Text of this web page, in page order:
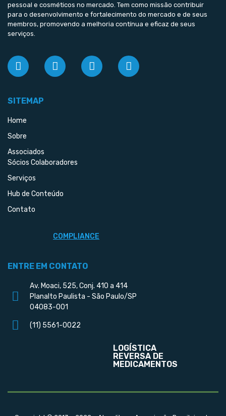
pessoal e cosméticos no mercado. Tem como missão contribuir
para o desenvolvimento e fortalecimento do mercado e de seus
membros, promovendo a melhoria contínua e eficaz de seus
serviços.
SITEMAP
Home
Sobre
Associados
Sócios Colaboradores
Serviços
Hub de Conteúdo
Contato
COMPLIANCE
ENTRE EM CONTATO
Av. Moaci, 525, Conj. 410 a 414
Planalto Paulista - São Paulo/SP
04083-001
(11) 5561-0022
LOGÍSTICA
REVERSA DE
MEDICAMENTOS